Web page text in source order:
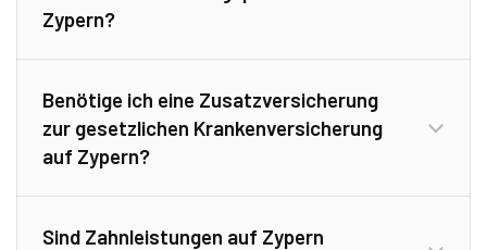
Zypern?
Benötige ich eine Zusatzversicherung
zur gesetzlichen Krankenversicherung
auf Zypern?
Sind Zahnleistungen auf Zypern